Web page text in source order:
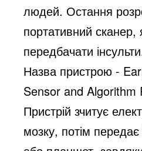
людей. Остання
портативний сканер,
передбачати
Назва пристрою -
Sensor and Algorithm
Пристрій зчитує
мозку, потім